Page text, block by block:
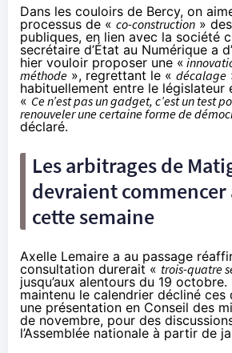
Dans les couloirs de Bercy, on
processus de « co-construction »
publiques, en lien avec la société
secrétaire d’État au Numérique a
hier vouloir proposer une «
méthode », regrettant le « décalage
habituellement entre le législateur
« Ce n’est pas un gadget, c’est un test
renouveler une certaine forme de
déclaré.
Les arbitrages de
devraient
cette semaine
Axelle Lemaire a au passage
consultation durerait « trois-quatre
jusqu’aux alentours du 19
maintenu le calendrier décliné ces
une présentation en Conseil des
de novembre, pour des
l’Assemblée nationale à partir de